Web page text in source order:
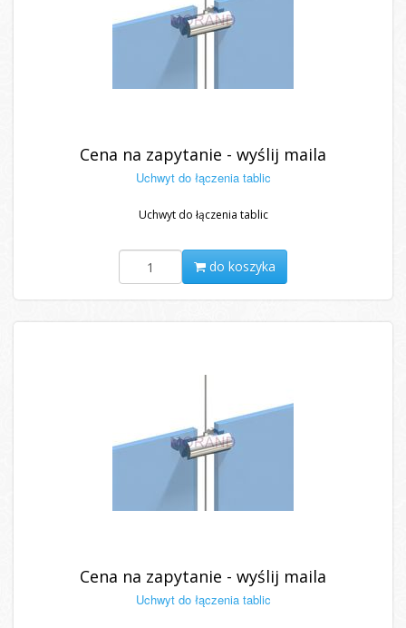
Cena na zapytanie - wyślij maila
Uchwyt do łączenia tablic
Uchwyt do łączenia tablic
do koszyka
Cena na zapytanie - wyślij maila
Uchwyt do łączenia tablic